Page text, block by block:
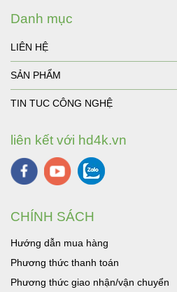
Danh mục
LIÊN HỆ
SẢN PHẨM
TIN TUC CÔNG NGHỆ
liên kết với hd4k.vn
CHÍNH SÁCH
Hướng dẫn mua hàng
Phương thức thanh toán
Phương thức giao nhận/vận chuyển